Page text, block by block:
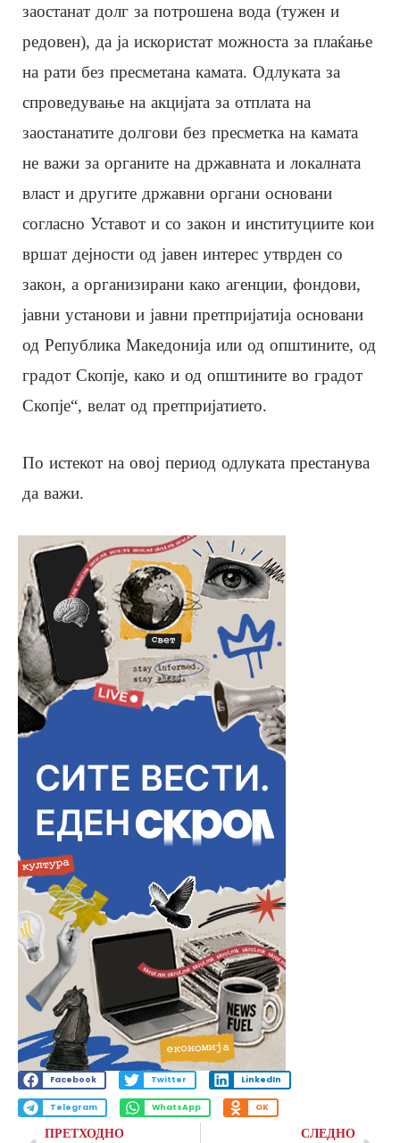
заостанат долг за потрошена вода (тужен и
редовен), да ја искористат можноста за плаќање
на рати без пресметана камата. Одлуката за
спроведување на акцијата за отплата на
заостанатите долгови без пресметка на камата
не важи за органите на државната и локалната
власт и другите државни органи основани
согласно Уставот и со закон и институциите кои
вршат дејности од јавен интерес утврден со
закон, а организирани како агенции, фондови,
јавни установи и јавни претпријатија основани
од Република Македонија или од општините, од
градот Скопје, како и од општините во градот
Скопје“, велат од претпријатието.
По истекот на овој период одлуката престанува
да важи.
Facebook Twitter LinkedIn
Telegram WhatsApp OK
ПРЕТХОДНО СЛЕДНО